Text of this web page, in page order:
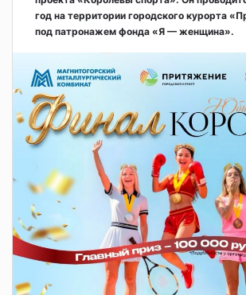
год на территории городского курорта
под патронажем фонда «Я — женщина».